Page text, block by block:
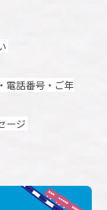
電話番号・ご年
ージ